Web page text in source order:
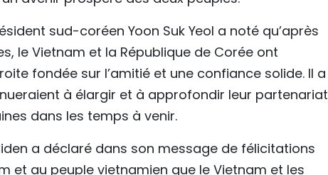
sud-coréen Yoon Suk Yeol a noté qu’après
le Vietnam et la République de Corée ont
fondée sur l’amitié et une confiance solide. Il a
à élargir et à approfondir leur partenariat
dans les temps à venir.
a déclaré dans son message de félicitations
et au peuple vietnamien que le Vietnam et les